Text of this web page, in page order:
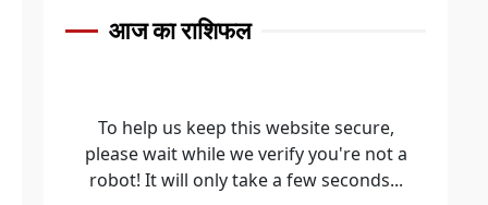
आज का राशिफल